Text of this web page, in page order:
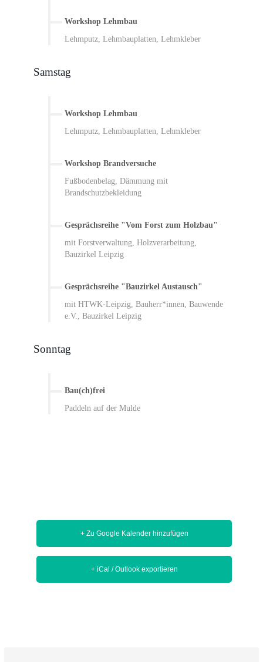
Workshop Lehmbau
Lehmputz, Lehmbauplatten, Lehmkleber
Samstag
Workshop Lehmbau
Lehmputz, Lehmbauplatten, Lehmkleber
Workshop Brandversuche
Fußbodenbelag, Dämmung mit
Brandschutzbekleidung
Gesprächsreihe "Vom Forst zum Holzbau"
mit Forstverwaltung, Holzverarbeitung,
Bauzirkel Leipzig
Gesprächsreihe "Bauzirkel Austausch"
mit HTWK-Leipzig, Bauherr*innen, Bauwende
e.V., Bauzirkel Leipzig
Sonntag
Bau(ch)frei
Paddeln auf der Mulde
+ Zu Google Kalender hinzufügen
+ iCal / Outlook exportieren